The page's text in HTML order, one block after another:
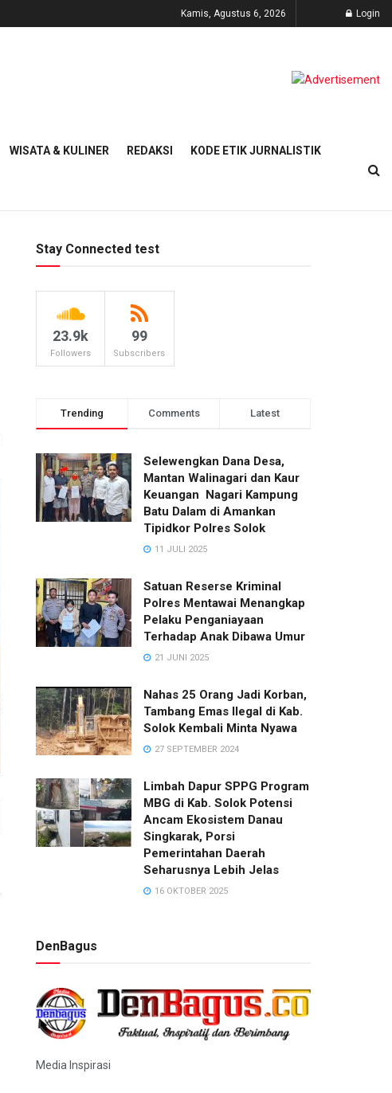
Kamis, Agustus 6, 2026 Login
WISATA & KULINER REDAKSI KODE ETIK JURNALISTIK
Stay Connected test
23.9k
Followers
99
Subscribers
Trending Comments Latest
Selewengkan Dana Desa,
Mantan Walinagari dan Kaur
Keuangan Nagari Kampung
Batu Dalam di Amankan
Tipidkor Polres Solok
11 JULI 2025
Satuan Reserse Kriminal
Polres Mentawai Menangkap
Pelaku Penganiayaan
Terhadap Anak Dibawa Umur
21 JUNI 2025
Nahas 25 Orang Jadi Korban,
Tambang Emas Ilegal di Kab.
Solok Kembali Minta Nyawa
27 SEPTEMBER 2024
Limbah Dapur SPPG Program
MBG di Kab. Solok Potensi
Ancam Ekosistem Danau
Singkarak, Porsi
Pemerintahan Daerah
Seharusnya Lebih Jelas
16 OKTOBER 2025
DenBagus
Media Inspirasi